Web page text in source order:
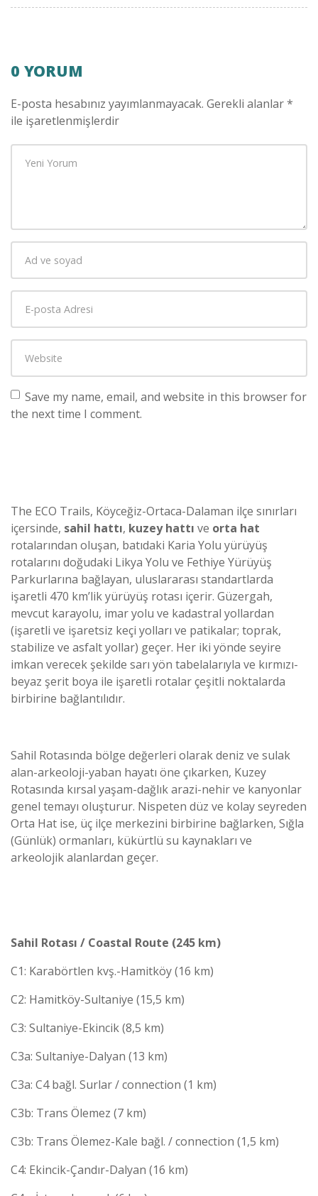
0 YORUM
E-posta hesabınız yayımlanmayacak. Gerekli alanlar*
ile işaretlenmişlerdir
Save my name, email, and website in this browser for
the next time I comment.
The ECO Trails, Köyceğiz-Ortaca-Dalaman ilçe sınırları
içersinde, sahil hattı, kuzey hattı ve orta hat
rotalarından oluşan, batıdaki Karia Yolu yürüyüş
rotalarını doğudaki Likya Yolu ve Fethiye Yürüyüş
Parkurlarına bağlayan, uluslararası standartlarda
işaretli 470 km’lik yürüyüş rotası içerir. Güzergah,
mevcut karayolu, imar yolu ve kadastral yollardan
(işaretli ve işaretsiz keçi yolları ve patikalar; toprak,
stabilize ve asfalt yollar) geçer. Her iki yönde seyire
imkan verecek şekilde sarı yön tabelalarıyla ve kırmızı-
beyaz şerit boya ile işaretli rotalar çeşitli noktalarda
birbirine bağlantılıdır.
Sahil Rotasında bölge değerleri olarak deniz ve sulak
alan-arkeoloji-yaban hayatı öne çıkarken, Kuzey
Rotasında kırsal yaşam-dağlık arazi-nehir ve kanyonlar
genel temayı oluşturur. Nispeten düz ve kolay seyreden
Orta Hat ise, üç ilçe merkezini birbirine bağlarken, Sığla
(Günlük) ormanları, kükürtlü su kaynakları ve
arkeolojik alanlardan geçer.
Sahil Rotası / Coastal Route (245 km)
C1: Karabörtlen kvş.-Hamitköy (16 km)
C2: Hamitköy-Sultaniye (15,5 km)
C3: Sultaniye-Ekincik (8,5 km)
C3a: Sultaniye-Dalyan (13 km)
C3a: C4 bağl. Surlar / connection (1 km)
C3b: Trans Ölemez (7 km)
C3b: Trans Ölemez-Kale bağl. / connection (1,5 km)
C4: Ekincik-Çandır-Dalyan (16 km)